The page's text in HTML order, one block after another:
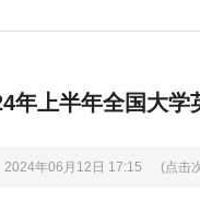
年上半年全国大
2024年06月12日 17:15 (点击